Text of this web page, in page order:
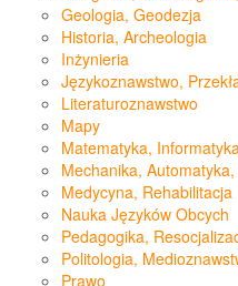
Geologia, Geodezja
Historia, Archeologia
Inżynieria
Językoznawstwo,
Literaturoznawstwo
Mapy
Matematyka,
Mechanika,
Medycyna, Rehabilitacja
Nauka Języków Obcych
Pedagogika,
Politologia,
Prawo